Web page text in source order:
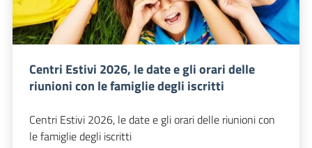
Centri Estivi 2026, le date e gli orari delle
riunioni con le famiglie degli iscritti
Centri Estivi 2026, le date e gli orari delle riunioni con
le famiglie degli iscritti